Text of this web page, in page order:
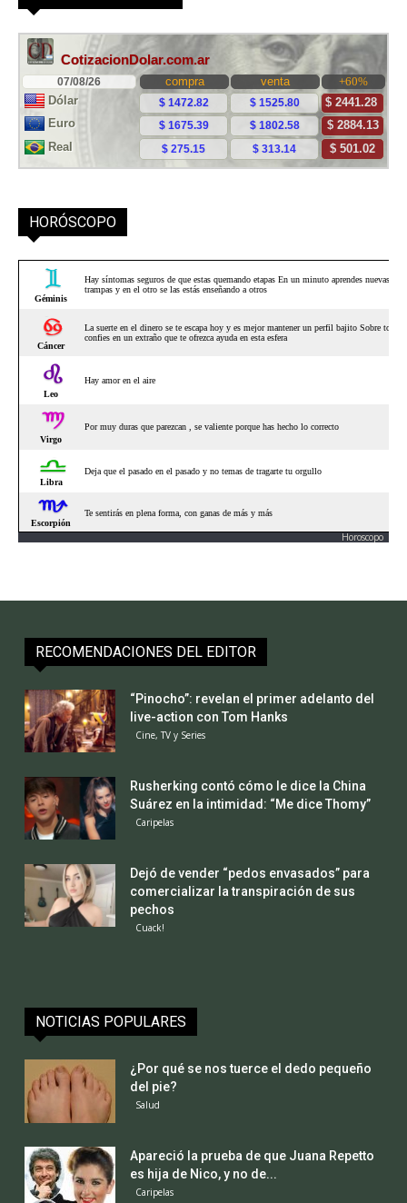
HORÓSCOPO
Horoscopo
RECOMENDACIONES DEL EDITOR
“Pinocho”: revelan el primer adelanto del
live-action con Tom Hanks
Cine, TV y Series
Rusherking contó cómo le dice la China
Suárez en la intimidad: “Me dice Thomy”
Caripelas
Dejó de vender “pedos envasados” para
comercializar la transpiración de sus
pechos
Cuack!
NOTICIAS POPULARES
¿Por qué se nos tuerce el dedo pequeño
del pie?
Salud
Apareció la prueba de que Juana Repetto
es hija de Nico, y no de...
Caripelas